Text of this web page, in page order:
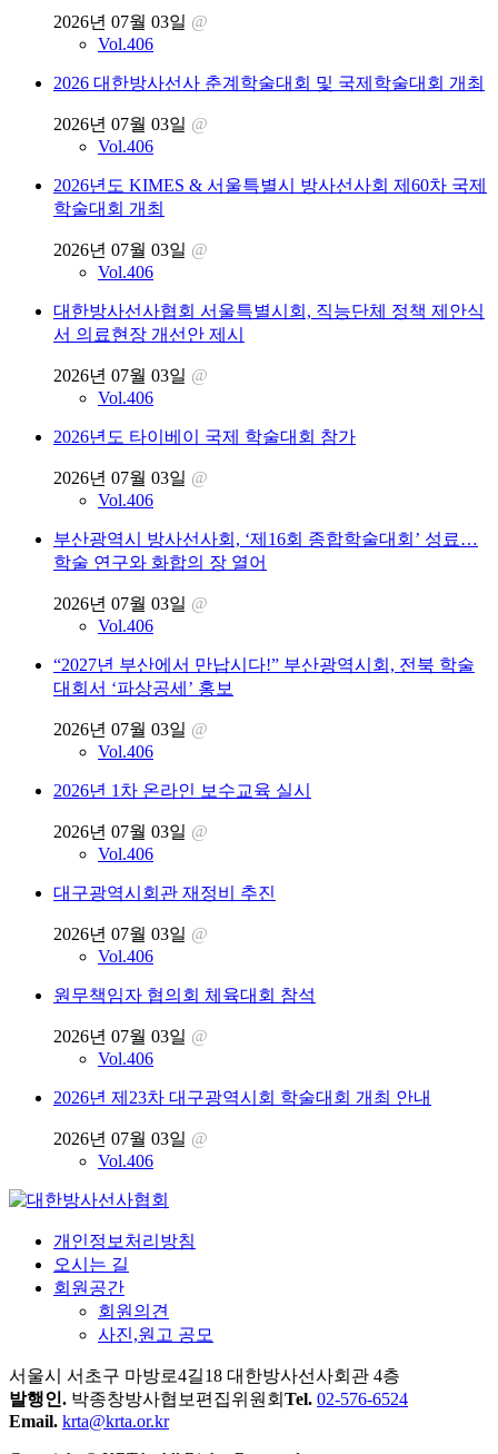
2026년 07월 03일 @
Vol.406
2026 대한방사선사 춘계학술대회 및 국제학술대회 개최
2026년 07월 03일 @
Vol.406
2026년도 KIMES & 서울특별시 방사선사회 제60차 국제
학술대회 개최
2026년 07월 03일 @
Vol.406
대한방사선사협회 서울특별시회, 직능단체 정책 제안식
서 의료현장 개선안 제시
2026년 07월 03일 @
Vol.406
2026년도 타이베이 국제 학술대회 참가
2026년 07월 03일 @
Vol.406
부산광역시 방사선사회, ‘제16회 종합학술대회’ 성료…
학술 연구와 화합의 장 열어
2026년 07월 03일 @
Vol.406
“2027년 부산에서 만납시다!” 부산광역시회, 전북 학술
대회서 ‘파상공세’ 홍보
2026년 07월 03일 @
Vol.406
2026년 1차 온라인 보수교육 실시
2026년 07월 03일 @
Vol.406
대구광역시회관 재정비 추진
2026년 07월 03일 @
Vol.406
원무책임자 협의회 체육대회 참석
2026년 07월 03일 @
Vol.406
2026년 제23차 대구광역시회 학술대회 개최 안내
2026년 07월 03일 @
Vol.406
개인정보처리방침
오시는 길
회원공간
회원의견
사진,원고 공모
서울시 서초구 마방로4길18 대한방사선사회관 4층
발행인. 박종창방사협보편집위원회 Tel. 02-576-6524
Email. krta@krta.or.kr